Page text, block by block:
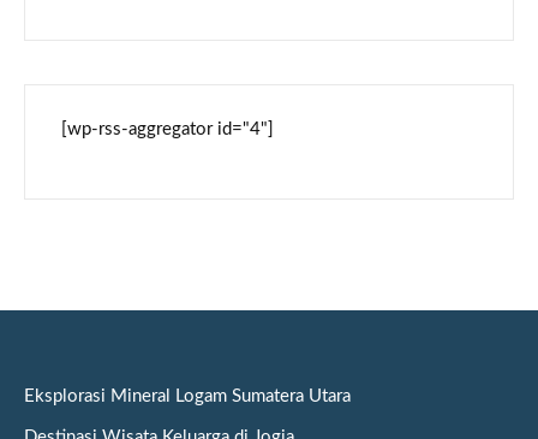
[wp-rss-aggregator id="4"]
Eksplorasi Mineral Logam Sumatera Utara